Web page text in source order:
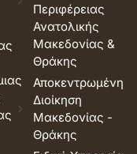
Περιφέρειας
Ανατολικής
Μακεδονίας &
Θράκης
Αποκεντρωμένη
Διοίκηση
Μακεδονίας -
Θράκης